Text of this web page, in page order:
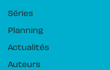
Séries
Planning
Actualités
Auteurs